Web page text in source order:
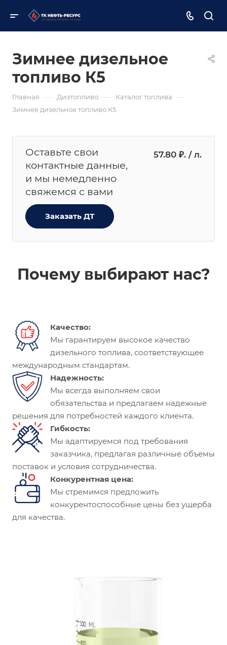
Зимнее дизельное
топливо К5
Главная — Дизтопливо — Каталог топлива —
Зимнее дизельное топливо К5
Оставьте свои
контактные данные,
и мы немедленно
свяжемся с вами
57.80 ₽. / л.
Заказать ДТ
Почему выбирают нас?
Качество:
Мы гарантируем высокое качество
дизельного топлива, соответствующее
международным стандартам.
Надежность:
Мы всегда выполняем свои
обязательства и предлагаем надежные
решения для потребностей каждого клиента.
Гибкость:
Мы адаптируемся под требования
заказчика, предлагая различные объемы
поставок и условия сотрудничества.
Конкурентная цена:
Мы стремимся предложить
конкурентоспособные цены без ущерба
для качества.